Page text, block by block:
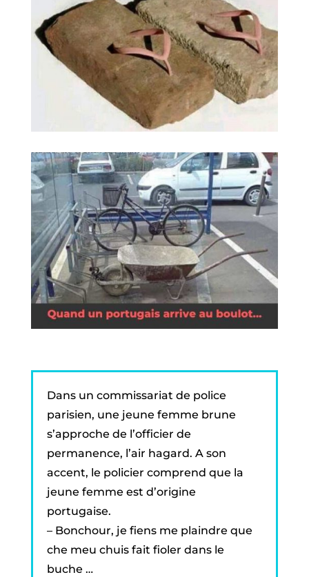
Dans un commissariat de police
parisien, une jeune femme brune
s’approche de l’officier de
permanence, l’air hagard. A son
accent, le policier comprend que la
jeune femme est d’origine
portugaise.
– Bonchour, je fiens me plaindre que
che meu chuis fait fioler dans le
buche …